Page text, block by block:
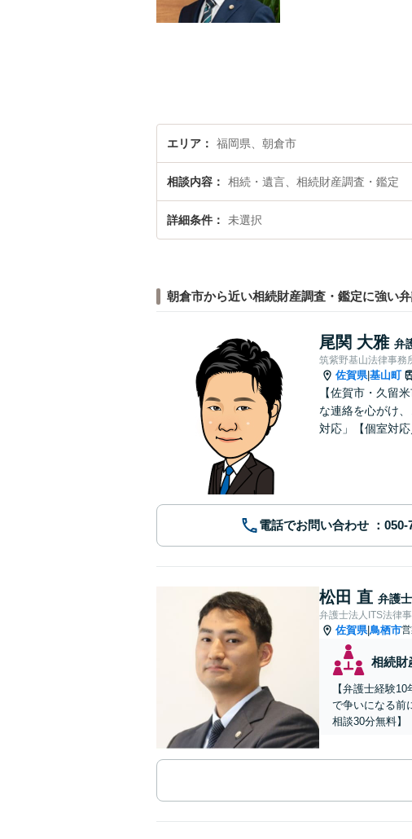
エリア 福岡県、朝倉市
相談内容 相続・遺言、相続財産調査・鑑定
詳細条件 未選択
朝倉市から近い相続財産調査・鑑定に強い
尾関 大雅 弁
筑紫野基山法律事務
佐賀県|基山町
【佐賀市・久留
な連絡を心がけ
対応」【個室対応
電話でお問い合わせ
松田 直 弁護士
弁護士法人ITS法律
佐賀県|鳥栖市
相続財
【弁護士経験
で争いになる前
相談30分無料】